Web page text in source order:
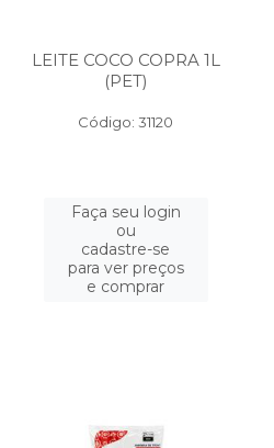
LEITE COCO COPRA 1L
(PET)
Código: 31120
Faça seu login
ou
cadastre-se
para ver preços
e comprar